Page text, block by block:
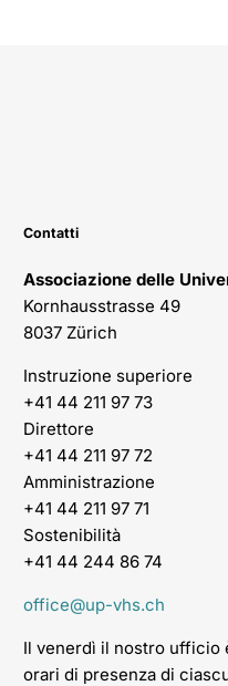
Contatti
Associazione delle
Kornhausstrasse 49
8037 Zürich
Instruzione superiore
+41 44 211 97 73
Direttore
+41 44 211 97 72
Amministrazione
+41 44 211 97 71
Sostenibilità
+41 44 244 86 74
office@up-vhs.ch
Il venerdì il nostro ufficio
orari di presenza di